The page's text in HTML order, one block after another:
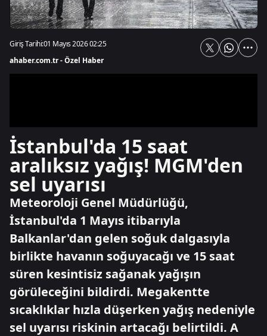
Giriş Tarihi:01 Mayıs 2026 02:25
ahaber.com.tr - Özel Haber
İstanbul'da 15 saat
aralıksız yağış! MGM'den
sel uyarısı
Meteoroloji Genel Müdürlüğü,
İstanbul'da 1 Mayıs itibarıyla
Balkanlar'dan gelen soğuk dalgasıyla
birlikte havanın soğuyacağı ve 15 saat
süren kesintisiz sağanak yağışın
görüleceğini bildirdi. Megakentte
sıcaklıklar hızla düşerken yağış nedeniyle
sel uyarısı riskinin artacağı belirtildi. A